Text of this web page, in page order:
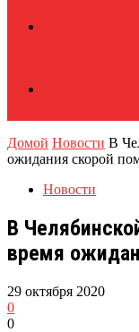
Домой Новости В
ожидания скорой
Новости
В
время
29 октября 2020
0
0